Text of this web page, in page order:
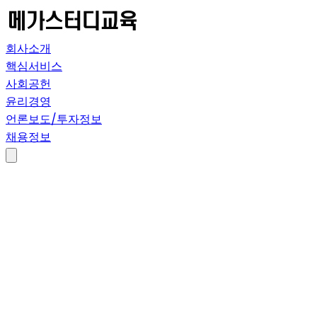
회사소개
핵심서비스
사회공헌
윤리경영
언론보도/투자정보
채용정보